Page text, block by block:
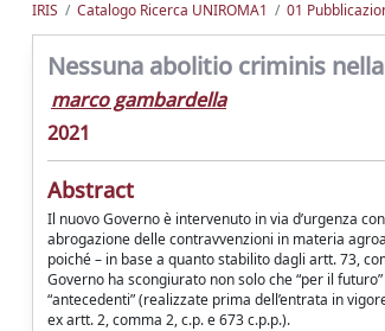
IRIS Catalogo Ricerca UNIROMA1 01
Nessuna abolitio criminis
marco gambardella
2021
Abstract
Il nuovo Governo è intervenuto in via d’urgenza
abrogazione delle contravvenzioni in materia
poiché – in base a quanto stabilito dagli artt. 73,
Governo ha scongiurato non solo che “per il
“antecedenti” (realizzate prima dell’entrata in
ex artt. 2, comma 2, c.p. e 673 c.p.p.).